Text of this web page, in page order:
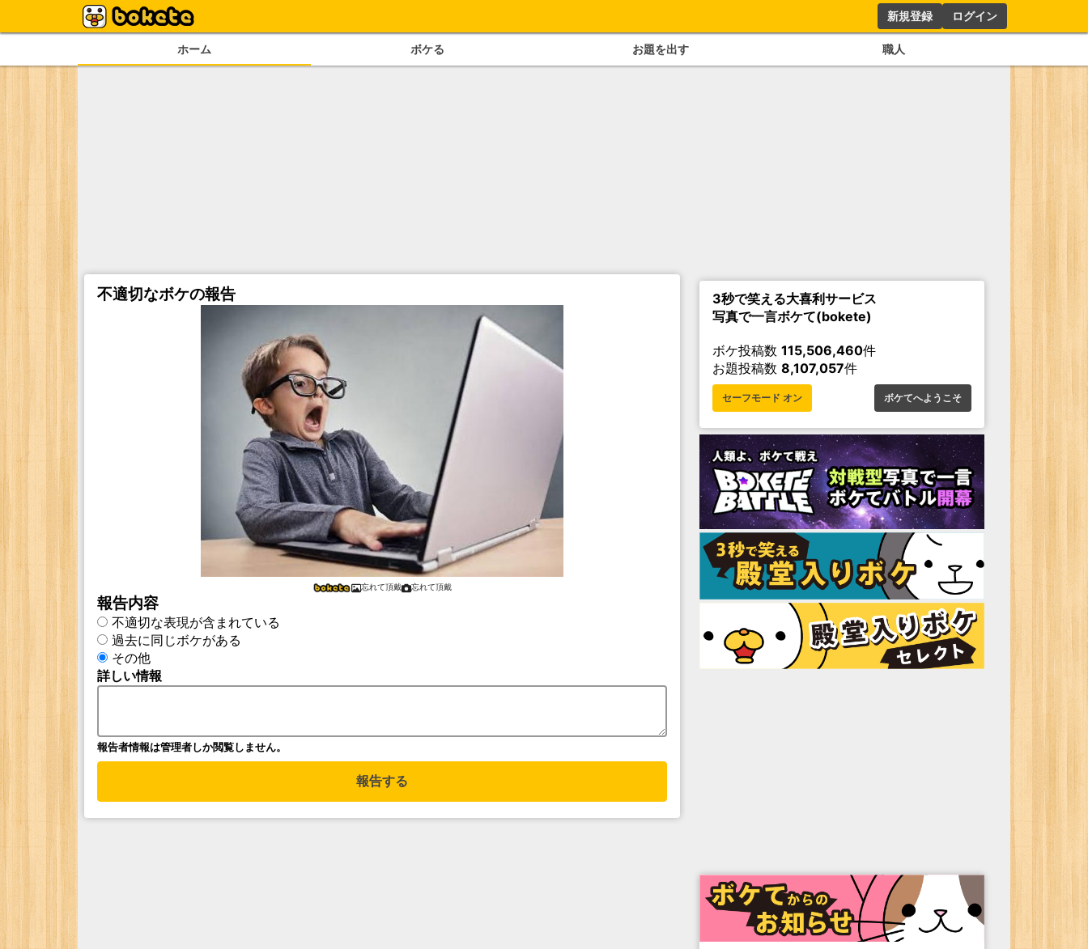
新規登録 ログイン
ホーム ボケる お題を出す 職人
不適切なボケの報告
忘れて頂戴 忘れて頂戴
報告内容
不適切な表現が含まれている
過去に同じボケがある
その他
詳しい情報
報告者情報は管理者しか閲覧しません。
報告する
3秒で笑える大喜利サービス
写真で一言ボケて(bokete)
ボケ投稿数 115,506,460件
お題投稿数 8,107,057件
セーフモード オン ボケてへようこそ